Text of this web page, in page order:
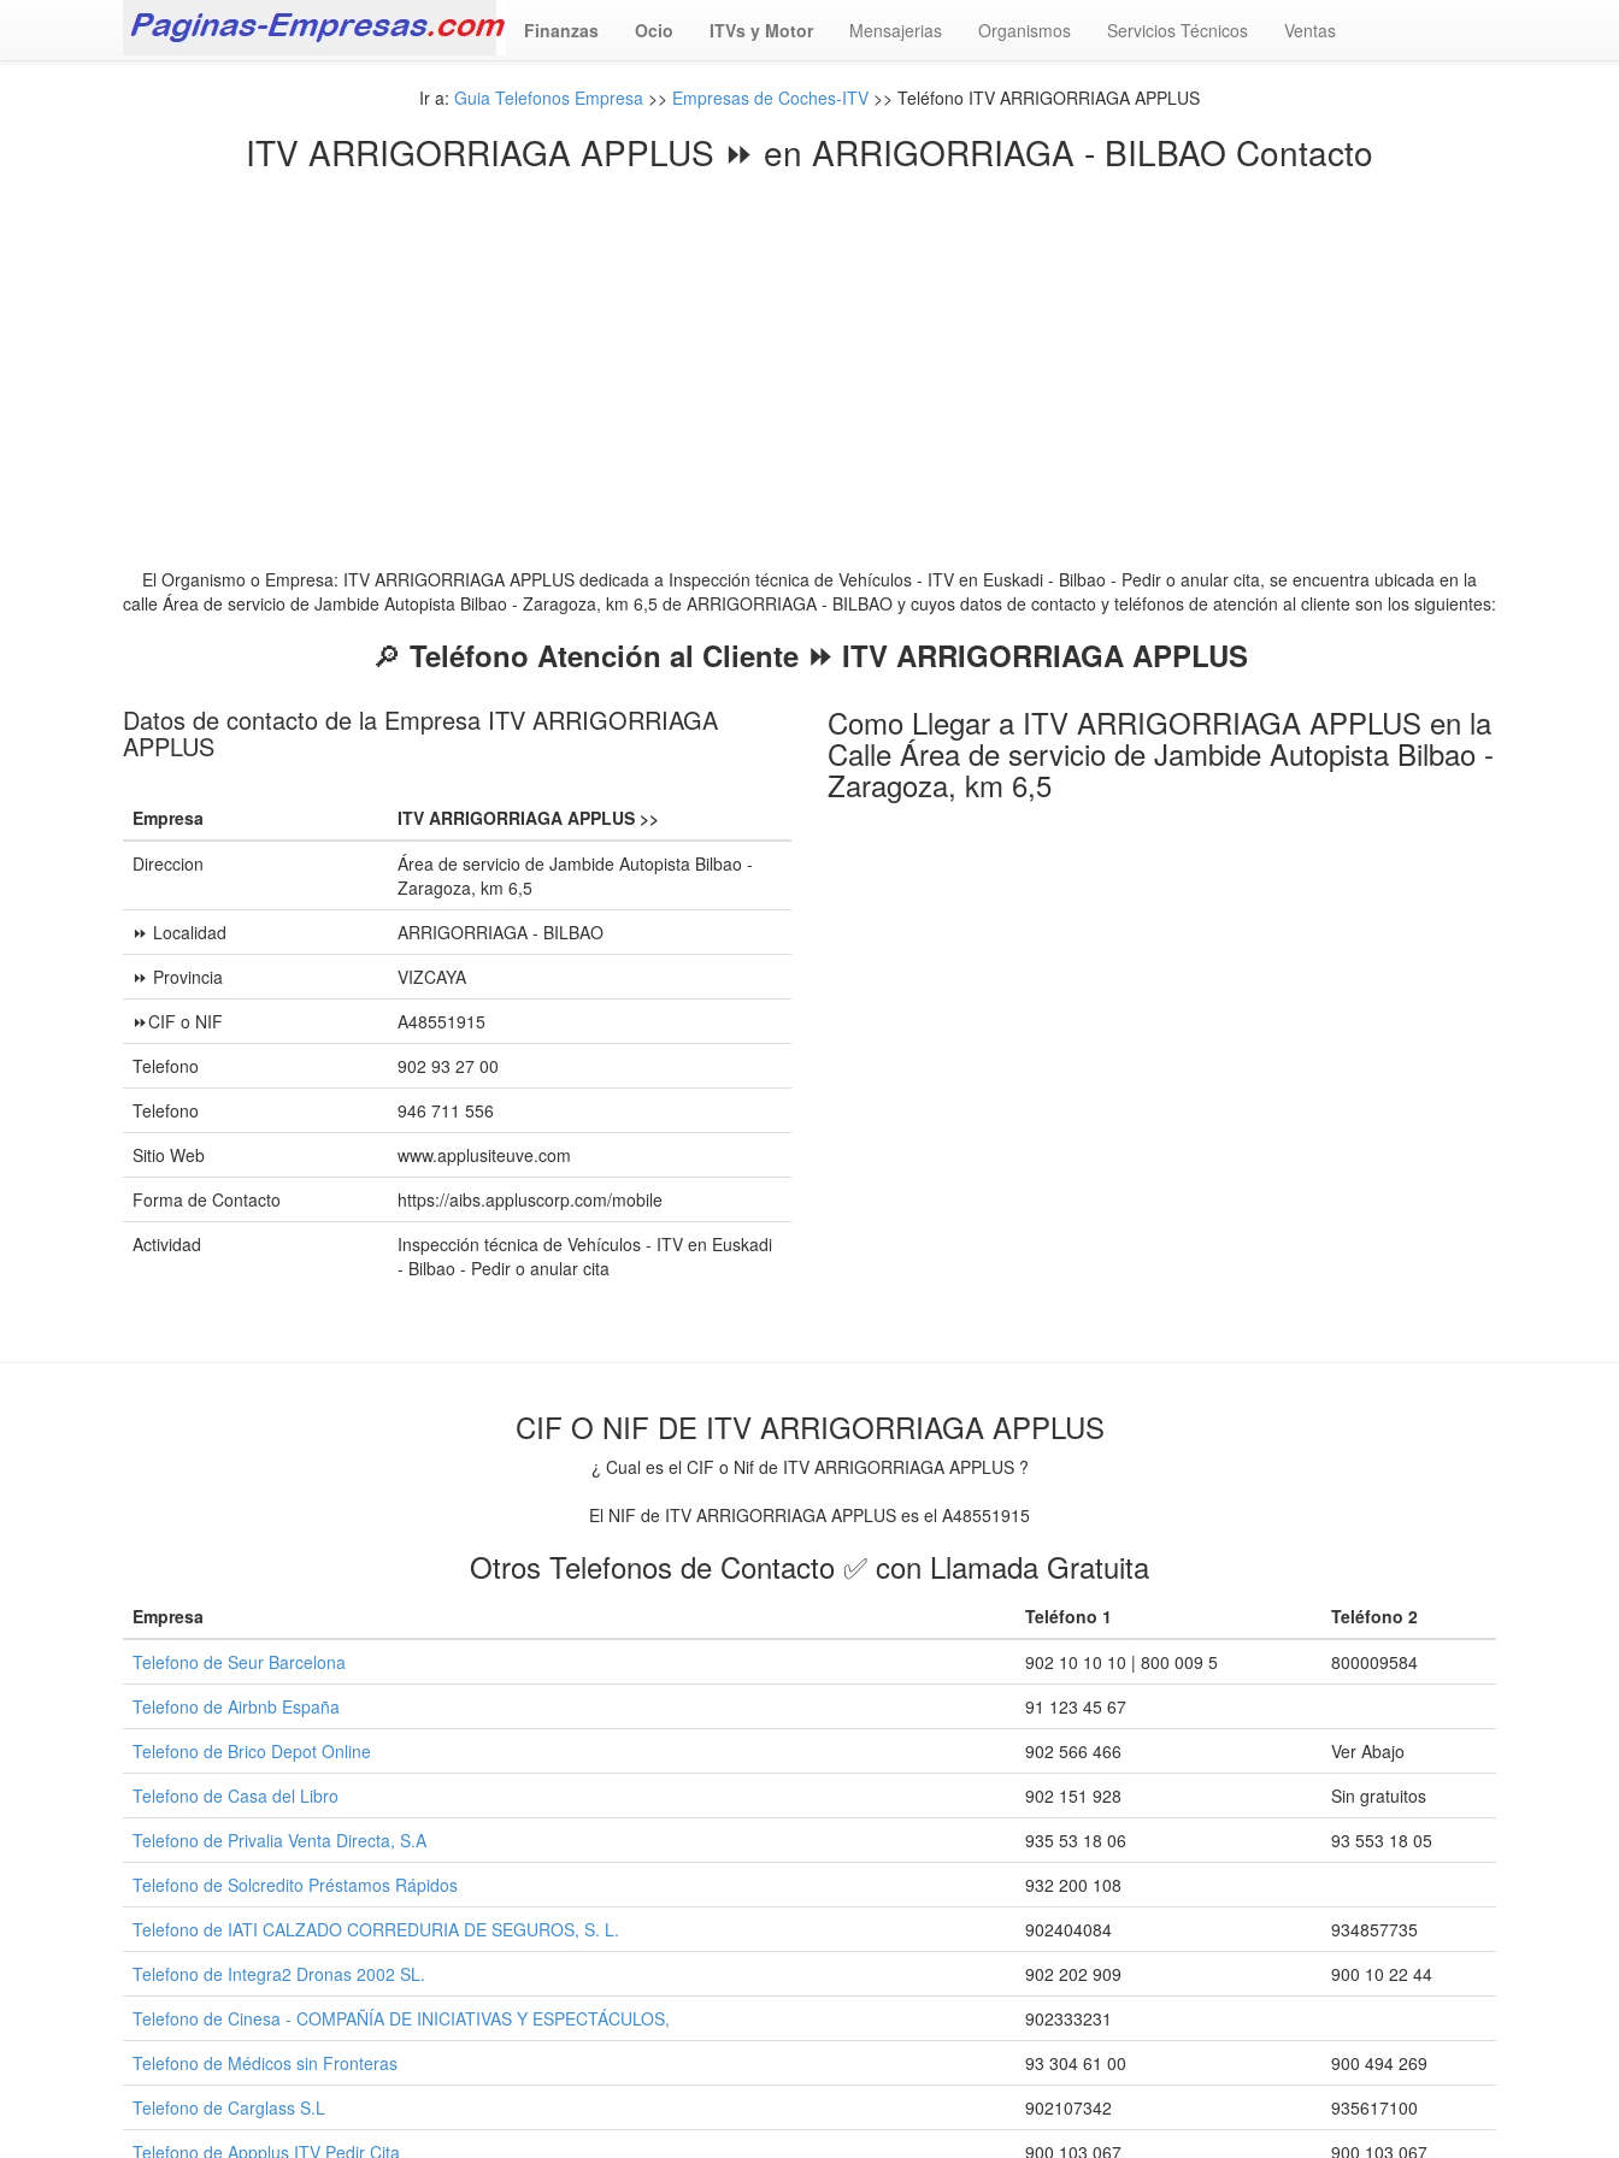
Finanzas Ocio ITVs y Motor Mensajerias Organismos Servicios Técnicos Ventas
Ir a: Guia Telefonos Empresa >> Empresas de Coches-ITV >> Teléfono ITV ARRIGORRIAGA APPLUS
ITV ARRIGORRIAGA APPLUS ⏩ en ARRIGORRIAGA - BILBAO Contacto
El Organismo o Empresa: ITV ARRIGORRIAGA APPLUS dedicada a Inspección técnica de Vehículos - ITV en Euskadi - Bilbao - Pedir o anular cita, se encuentra ubicada en la
calle Área de servicio de Jambide Autopista Bilbao - Zaragoza, km 6,5 de ARRIGORRIAGA - BILBAO y cuyos datos de contacto y teléfonos de atención al cliente son los siguientes:
🔎 Teléfono Atención al Cliente ⏩ ITV ARRIGORRIAGA APPLUS
Datos de contacto de la Empresa ITV ARRIGORRIAGA
APPLUS
Empresa
ITV ARRIGORRIAGA APPLUS >>
Direccion
Área de servicio de Jambide Autopista Bilbao -
Zaragoza, km 6,5
⏩ Localidad
ARRIGORRIAGA - BILBAO
⏩ Provincia
VIZCAYA
⏩CIF o NIF
A48551915
Telefono
902 93 27 00
Telefono
946 711 556
Sitio Web
www.applusiteuve.com
Forma de Contacto
https://aibs.appluscorp.com/mobile
Actividad
Inspección técnica de Vehículos - ITV en Euskadi
- Bilbao - Pedir o anular cita
Como Llegar a ITV ARRIGORRIAGA APPLUS en la
Calle Área de servicio de Jambide Autopista Bilbao -
Zaragoza, km 6,5
CIF O NIF DE ITV ARRIGORRIAGA APPLUS
¿ Cual es el CIF o Nif de ITV ARRIGORRIAGA APPLUS ?
El NIF de ITV ARRIGORRIAGA APPLUS es el A48551915
Otros Telefonos de Contacto ✅ con Llamada Gratuita
Empresa Teléfono 1
Teléfono 2
Telefono de Seur Barcelona
902 10 10 10 | 800 009 5
800009584
Telefono de Airbnb España
91 123 45 67
Telefono de Brico Depot Online
902 566 466
Ver Abajo
Telefono de Casa del Libro
902 151 928
Sin gratuitos
Telefono de Privalia Venta Directa, S.A
935 53 18 06
93 553 18 05
Telefono de Solcredito Préstamos Rápidos
932 200 108
Telefono de IATI CALZADO CORREDURIA DE SEGUROS, S. L.
902404084
934857735
Telefono de Integra2 Dronas 2002 SL.
902 202 909
900 10 22 44
Telefono de Cinesa - COMPAÑÍA DE INICIATIVAS Y ESPECTÁCULOS,
902333231
Telefono de Médicos sin Fronteras
93 304 61 00
900 494 269
Telefono de Carglass S.L
902107342
935617100
Telefono de Appplus ITV Pedir Cita
900 103 067 900 103 067